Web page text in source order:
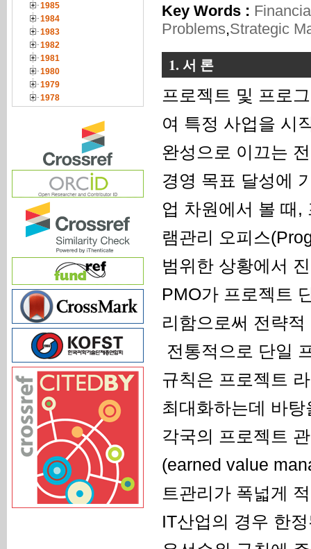
1985
1984
1983
1982
1981
1980
1979
1978
Key Words :
Problems,Strategic
1. 서 론
프로젝트 및 프로
여 특정 사업을 시
완성으로 이끄는
경영 목표 달성에
업 차원에서 볼 때,
램관리 오피스
범위한 상황에서
PMO가 프로젝트
리함으로써 전략
전통적으로 단일
규칙은 프로젝트
최대화하는데 바
각국의 프로젝트
(earned value
트관리가 폭넓게
IT산업의 경우 한